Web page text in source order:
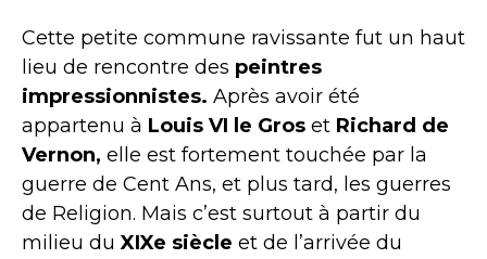
Cette petite commune ravissante fut un haut
lieu de rencontre des peintres
impressionnistes. Après avoir été
appartenu à Louis VI le Gros et Richard de
Vernon, elle est fortement touchée par la
guerre de Cent Ans, et plus tard, les guerres
de Religion. Mais c’est surtout à partir du
milieu duXIXe siècle et de l’arrivée du